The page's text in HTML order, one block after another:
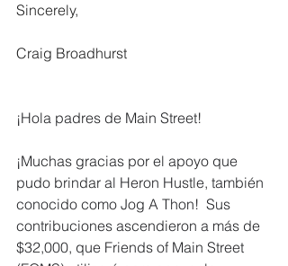
Sincerely,
Craig Broadhurst
¡Hola padres de Main Street!
¡Muchas gracias por el apoyo que
pudo brindar al Heron Hustle, también
conocido como Jog A Thon!  Sus
contribuciones ascendieron a más de
$32,000, que Friends of Main Street